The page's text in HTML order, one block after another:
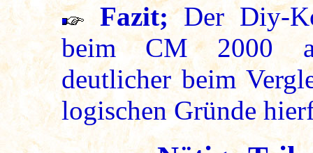
Fazit;Der Diy-
beim CM 2000
deutlicher beim
logischen Gründe